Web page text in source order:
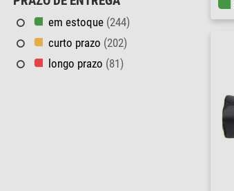
em estoque (244)
curto prazo (202)
longo prazo (81)